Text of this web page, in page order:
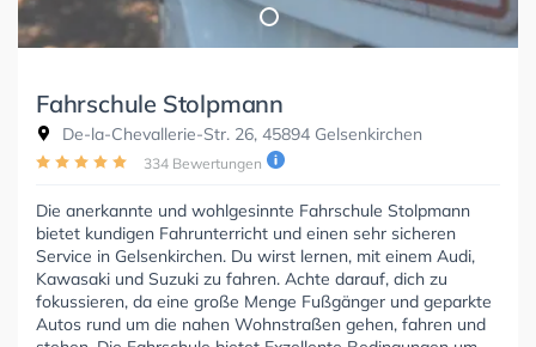
Fahrschule Stolpmann
De-la-Chevallerie-Str. 26, 45894 Gelsenkirchen
334 Bewertungen
Die anerkannte und wohlgesinnte Fahrschule Stolpmann
bietet kundigen Fahrunterricht und einen sehr sicheren
Service in Gelsenkirchen. Du wirst lernen, mit einem Audi,
Kawasaki und Suzuki zu fahren. Achte darauf, dich zu
fokussieren, da eine große Menge Fußgänger und geparkte
Autos rund um die nahen Wohnstraßen gehen, fahren und